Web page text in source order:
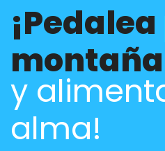
montaña
y
alma!